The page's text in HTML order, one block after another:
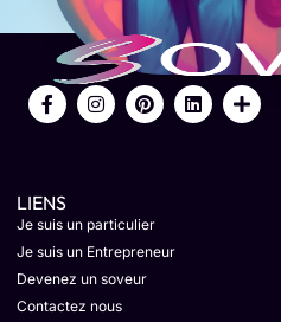
LIENS
Je suis un particulier
Je suis un Entrepreneur
Devenez un soveur
Contactez nous